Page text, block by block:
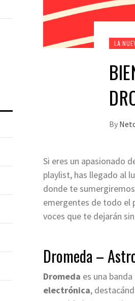
LA
By
Si eres un apasionado
playlist, has llegado al
donde te
emergentes de todo el
voces que te dejarán
Dromeda –
Dromeda es una
electrónica,